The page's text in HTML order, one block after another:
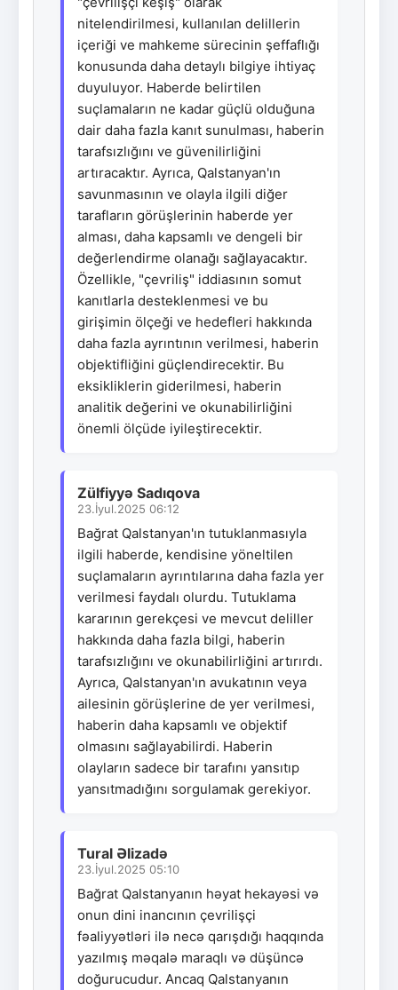
nitelendirilmesi, kullanılan delillerin
içeriği ve mahkeme sürecinin şeffaflığı
konusunda daha detaylı bilgiye ihtiyaç
duyuluyor. Haberde belirtilen
suçlamaların ne kadar güçlü olduğuna
dair daha fazla kanıt sunulması, haberin
tarafsızlığını ve güvenilirliğini
artıracaktır. Ayrıca, Qalstanyan'ın
savunmasının ve olayla ilgili diğer
tarafların görüşlerinin haberde yer
alması, daha kapsamlı ve dengeli bir
değerlendirme olanağı sağlayacaktır.
Özellikle, "çevriliş" iddiasının somut
kanıtlarla desteklenmesi ve bu
girişimin ölçeği ve hedefleri hakkında
daha fazla ayrıntının verilmesi, haberin
objektifliğini güçlendirecektir. Bu
eksikliklerin giderilmesi, haberin
analitik değerini ve okunabilirliğini
önemli ölçüde iyileştirecektir.
Zülfiyyə Sadıqova
23.İyul.2025 06:12
Bağrat Qalstanyan'ın tutuklanmasıyla
ilgili haberde, kendisine yöneltilen
suçlamaların ayrıntılarına daha fazla yer
verilmesi faydalı olurdu. Tutuklama
kararının gerekçesi ve mevcut deliller
hakkında daha fazla bilgi, haberin
tarafsızlığını ve okunabilirliğini artırırdı.
Ayrıca, Qalstanyan'ın avukatının veya
ailesinin görüşlerine de yer verilmesi,
haberin daha kapsamlı ve objektif
olmasını sağlayabilirdi. Haberin
olayların sadece bir tarafını yansıtıp
yansıtmadığını sorgulamak gerekiyor.
Tural Əlizadə
23.İyul.2025 05:10
Bağrat Qalstanyanın həyat hekayəsi və
onun dini inancının çevrilişçi
fəaliyyətləri ilə necə qarışdığı haqqında
yazılmış məqalə maraqlı və düşüncə
doğurucudur. Ancaq Qalstanyanın